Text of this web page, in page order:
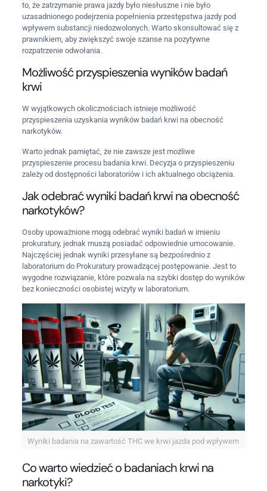
to, że zatrzymanie prawa jazdy było niesłuszne i nie było
uzasadnionego podejrzenia popełnienia przestępstwa jazdy pod
wpływem substancji niedozwolonych. Warto skonsultować się z
prawnikiem, aby zwiększyć swoje szanse na pozytywne
rozpatrzenie odwołania.
Możliwość przyspieszenia wyników badań
krwi
W wyjątkowych okolicznościach istnieje możliwość
przyspieszenia uzyskania wyników badań krwi na obecność
narkotyków.
Warto jednak pamiętać, że nie zawsze jest możliwe
przyspieszenie procesu badania krwi. Decyzja o przyspieszeniu
zależy od dostępności laboratoriów i ich aktualnego obciążenia.
Jak odebrać wyniki badań krwi na obecność
narkotyków?
Osoby upoważnione mogą odebrać wyniki badań w imieniu
prokuratury, jednak muszą posiadać odpowiednie umocowanie.
Najczęściej jednak wyniki przesyłane są bezpośrednio z
laboratorium do Prokuratury prowadzącej postępowanie. Jest to
wygodne rozwiązanie, które pozwala na szybki dostęp do wyników
bez konieczności osobistej wizyty w laboratorium.
Wyniki badania na zawartość THC we krwi jazda pod wpływem
Co warto wiedzieć o badaniach krwi na
narkotyki?